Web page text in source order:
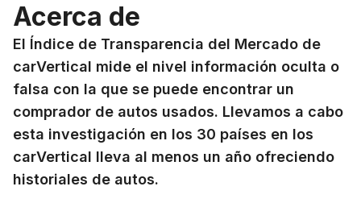
Acerca de
El Índice de Transparencia del Mercado de
carVertical mide el nivel información oculta o
falsa con la que se puede encontrar un
comprador de autos usados. Llevamos a cabo
esta investigación en los 30 países en los
carVertical lleva al menos un año ofreciendo
historiales de autos.